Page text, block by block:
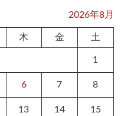
2026年8月
木 金 土
1
6 7 8
13 14 15